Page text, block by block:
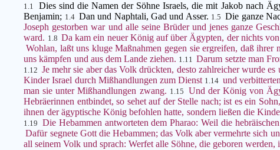
1.1 Dies sind die Namen der Söhne Israels, die mit Jakob nach
Benjamin; 1.4 Dan und Naphtali, Gad und Asser. 1.5 Die ganze
Joseph gestorben war und alle seine Brüder und jenes ganze
ward. 1.8 Da kam ein neuer König auf über Ägypten, der nichts
Wohlan, laßt uns kluge Maßnahmen gegen sie ergreifen, daß
uns kämpfen und aus dem Lande ziehen. 1.11 Darum setzte man
1.12 Je mehr sie aber das Volk drückten, desto zahlreicher wurde
Kinder Israel durch Mißhandlungen zum Dienst 1.14 und
man sie unter Mißhandlungen zwang. 1.15 Und der König von
Hebräerinnen entbindet, so sehet auf der Stelle nach; ist es ein
ihnen der ägyptische König befohlen hatte, sondern ließen die
1.19 Die Hebammen antworteten dem Pharao: Weil die
Dafür segnete Gott die Hebammen; das Volk aber vermehrte sich
all seinem Volk und sprach: Werfet alle Söhne, die geboren